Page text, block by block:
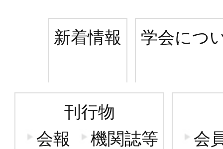
新着情報 学会につ
刊行物
会報
機関誌等 会